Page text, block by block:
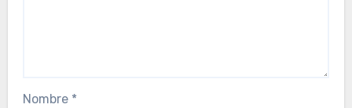
Nombre *